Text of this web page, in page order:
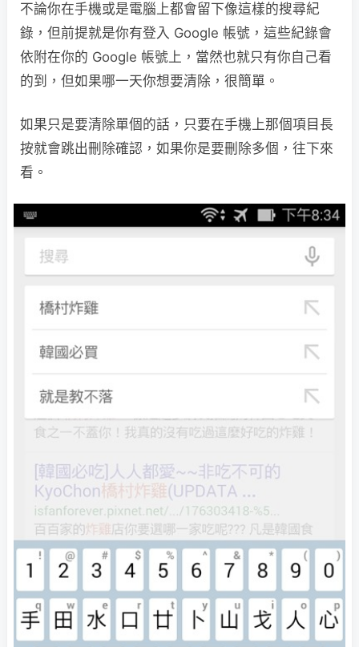
不論你在手機或是電腦上都會留下像這樣的搜尋紀
錄，但前提就是你有登入 Google 帳號，這些紀錄會
依附在你的 Google 帳號上，當然也就只有你自己看
的到，但如果哪一天你想要清除，很簡單。
如果只是要清除單個的話，只要在手機上那個項目長
按就會跳出刪除確認，如果你是要刪除多個，往下來
看。